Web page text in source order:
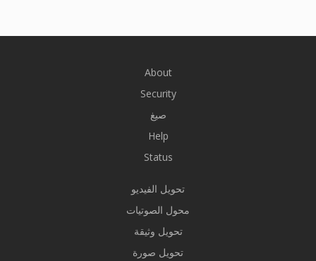
About
Security
صيغ
Help
Status
تحويل الفيديو
محول الصوتيات
تحويل وثيقة
تحويل صورة